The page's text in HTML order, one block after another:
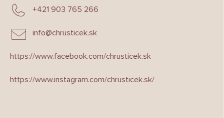
info@chrusticek.sk
+421 903 765 266
https://www.facebook.com/chrusticek.sk
https://www.instagram.com/chrusticek.sk/